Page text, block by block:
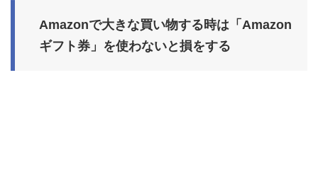
Amazonで大きな買い物する時は「Amazon
ギフト券」を使わないと損をする